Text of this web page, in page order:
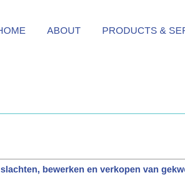
ABOUT PRODUCTS &
bewerken en verkopen van